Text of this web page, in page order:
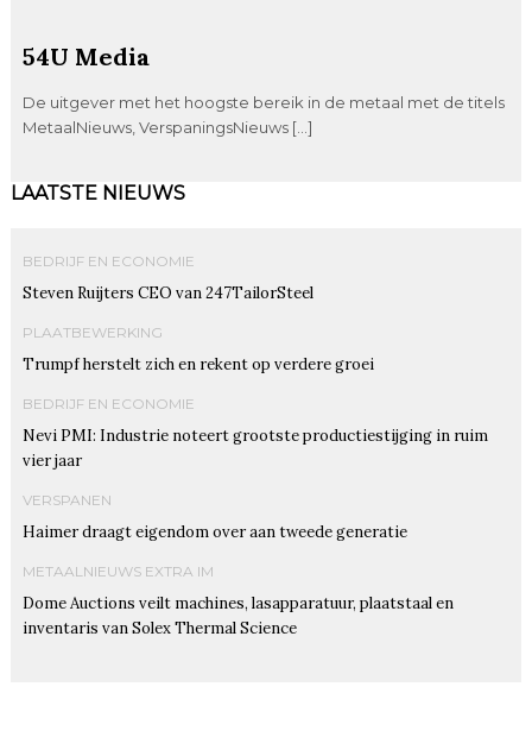
54U Media
De uitgever met het hoogste bereik in de metaal met de titels
MetaalNieuws, VerspaningsNieuws […]
LAATSTE NIEUWS
BEDRIJF EN ECONOMIE
Steven Ruijters CEO van 247TailorSteel
PLAATBEWERKING
Trumpf herstelt zich en rekent op verdere groei
BEDRIJF EN ECONOMIE
Nevi PMI: Industrie noteert grootste productiestijging in ruim
vier jaar
VERSPANEN
Haimer draagt eigendom over aan tweede generatie
METAALNIEUWS EXTRA IM
Dome Auctions veilt machines, lasapparatuur, plaatstaal en
inventaris van Solex Thermal Science